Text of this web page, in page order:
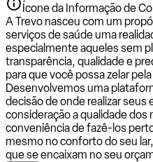
Ícone da Informação de
A Trevo nasceu com um
serviços de saúde uma
especialmente aqueles sem
transparência, qualidade e
para que você possa zelar
Desenvolvemos uma
decisão de onde realizar seus
consideração a qualidade dos
conveniência de fazê-los
mesmo no conforto do seu
que se encaixam no seu